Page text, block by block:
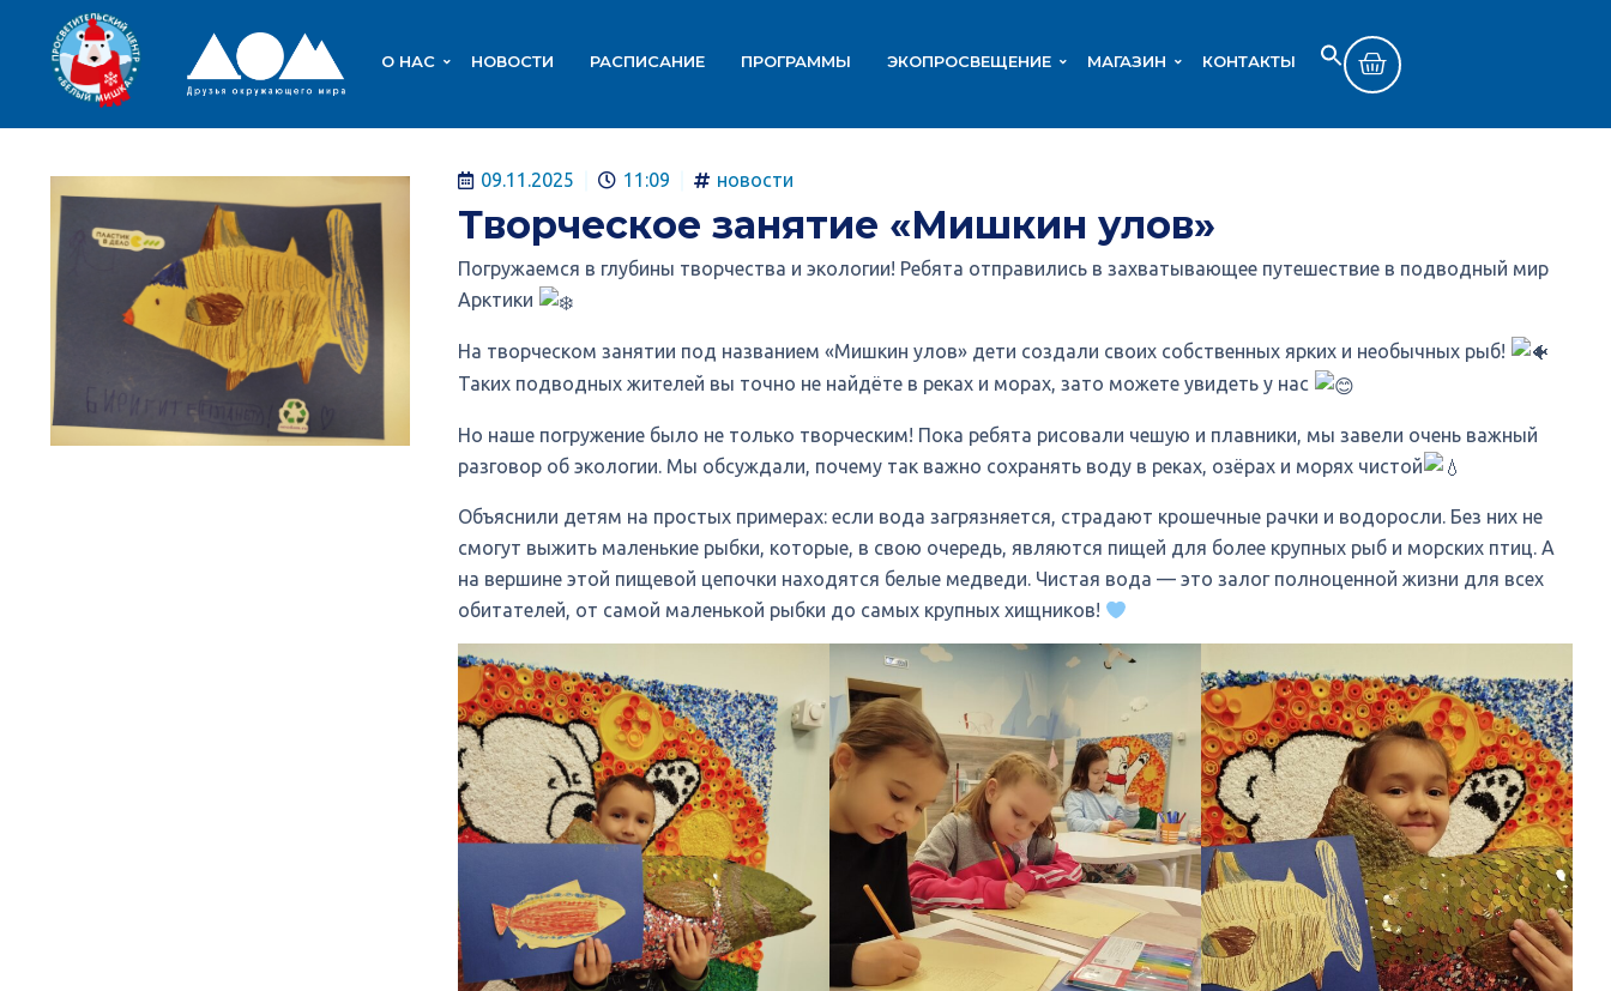
О НАС НОВОСТИ РАСПИСАНИЕ ПРОГРАММЫ ЭКОПРОСВЕЩЕНИЕ МАГАЗИН КОНТАКТЫ
Search
for:
SEARCH BUTTON
09.11.2025 11:09 новости
Творческое занятие «Мишкин улов»
Погружаемся в глубины творчества и экологии! Ребята отправились в захватывающее путешествие в подводный мир
Арктики
На творческом занятии под названием «Мишкин улов» дети создали своих собственных ярких и необычных рыб!
Таких подводных жителей вы точно не найдёте в реках и морах, зато можете увидеть у нас
Но наше погружение было не только творческим! Пока ребята рисовали чешую и плавники, мы завели очень важный
разговор об экологии. Мы обсуждали, почему так важно сохранять воду в реках, озёрах и морях чистой
Объяснили детям на простых примерах: если вода загрязняется, страдают крошечные рачки и водоросли. Без них не
смогут выжить маленькие рыбки, которые, в свою очередь, являются пищей для более крупных рыб и морских птиц. А
на вершине этой пищевой цепочки находятся белые медведи. Чистая вода — это залог полноценной жизни для всех
обитателей, от самой маленькой рыбки до самых крупных хищников!